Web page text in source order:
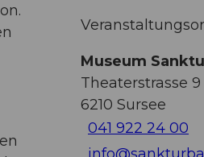
Museum
Theaterstrasse 9
6210 Sursee
041 922 24 00